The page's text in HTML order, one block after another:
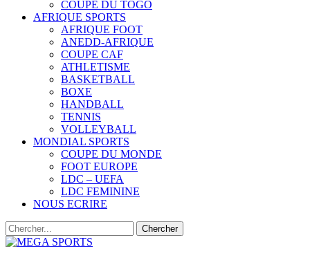
COUPE DU TOGO
AFRIQUE SPORTS
AFRIQUE FOOT
ANEDD-AFRIQUE
COUPE CAF
ATHLETISME
BASKETBALL
BOXE
HANDBALL
TENNIS
VOLLEYBALL
MONDIAL SPORTS
COUPE DU MONDE
FOOT EUROPE
LDC – UEFA
LDC FEMININE
NOUS ECRIRE